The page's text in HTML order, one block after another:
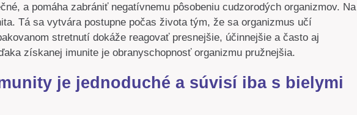
a pomáha zabrániť negatívnemu pôsobeniu cudzorodých organizmov. Na
Tá sa vytvára postupne počas života tým, že sa organizmus učí
stretnutí dokáže reagovať presnejšie, účinnejšie a často aj
získanej imunite je obranyschopnosť organizmu pružnejšia.
je jednoduché a súvisí iba s bielymi